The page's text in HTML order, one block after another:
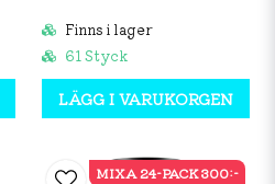
Finns i lager
61 Styck
LÄGG I VARUKORGEN
MIXA 24-PACK 300:-